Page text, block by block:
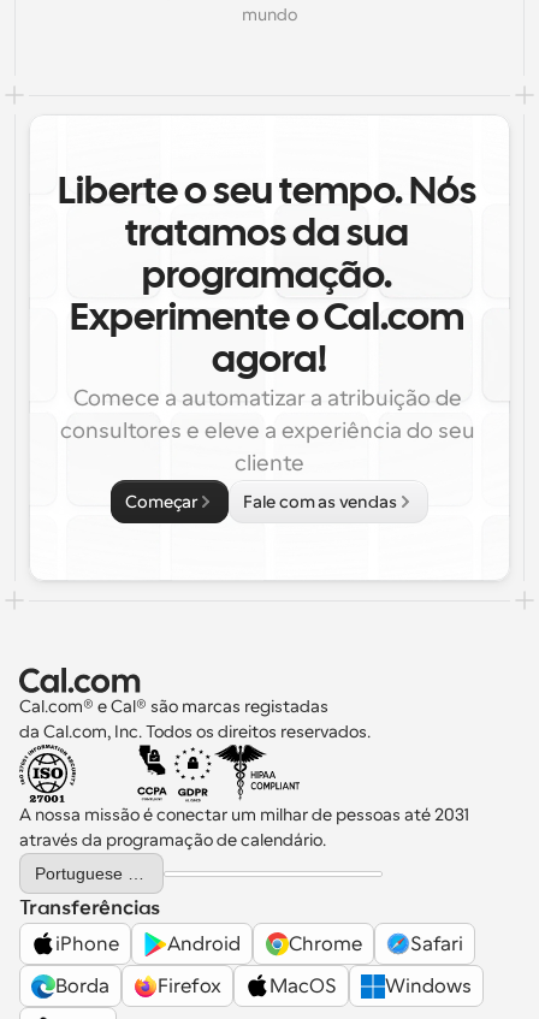
mundo
Liberte o seu tempo. Nós
tratamos da sua
programação.
Experimente o Cal.com
agora!
Comece a automatizar a atribuição de
consultores e eleve a experiência do seu
cliente
Começar Fale com as vendas
Cal.com® e Cal® são marcas registadas
da Cal.com, Inc. Todos os direitos reservados.
A nossa missão é conectar um milhar de pessoas até 2031
através da programação de calendário.
Select Language
Transferências
iPhone
Android Chrome
Safari
Borda
Firefox MacOS
Windows